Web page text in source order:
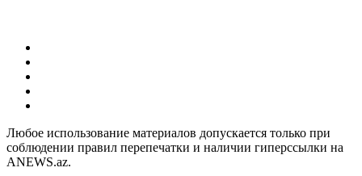
Любое использование материалов допускается только при
соблюдении правил перепечатки и наличии гиперссылки на
ANEWS.az.